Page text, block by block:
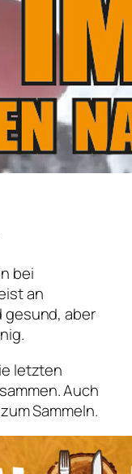
bei
an
gesund, aber
letzten
Auch
Sammeln.